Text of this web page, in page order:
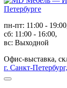
пн-пт: 11:00 -
сб: 11:00 - 16:00,
вс: Выходной
Офис-выставка,
г. Санкт-